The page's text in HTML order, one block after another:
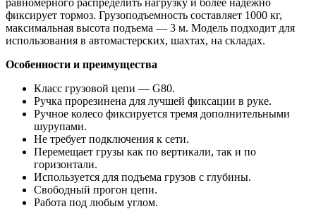
фиксирует тормоз. Грузоподъемность составляет 1000 кг,
максимальная высота подъема — 3 м. Модель подходит для
использования в автомастерских, шахтах, на складах.
Особенности и преимущества
Класс грузовой цепи — G80.
Ручка прорезинена для лучшей фиксации в руке.
Ручное колесо фиксируется тремя дополнительными
шурупами.
Не требует подключения к сети.
Перемещает грузы как по вертикали, так и по
горизонтали.
Используется для подъема грузов с глубины.
Свободный прогон цепи.
Работа под любым углом.